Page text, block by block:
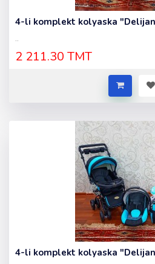
4-li komplekt kolyaska
..
2 211.30 TMT
4-li komplekt kolyaska